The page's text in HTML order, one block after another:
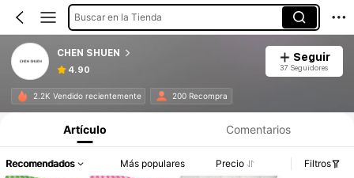
Buscar en la Tienda
CHEN SHUEN
4.90
Seguir
37 Seguidores
2.2K Vendido recientemente 200 Recompra
Artículo Comentarios
Recomendados Más populares Precio Filtros